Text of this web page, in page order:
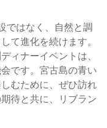
ではなく、自然と調
て進化を続けます。
ィナーイベントは、
です。宮古島の青い
むために、ぜひ訪れ
待と共に、リブラン